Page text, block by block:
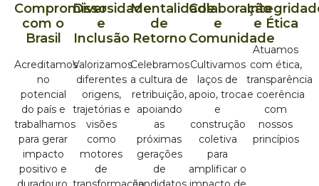
Compromisso
com o
Brasil
Acreditamos
no
potencial
do país e
trabalhamos
para gerar
impacto
positivo e
Diversidade
e
Inclusão
Valorizamos
diferentes
origens,
trajetórias e
visões
como
motores
de
Mentalidade
de
Retorno
Celebramos
a cultura de
retribuição,
apoiando
as
próximas
gerações
de
Colaboração
e
Comunidade
Cultivamos
laços de
apoio, troca
e
construção
coletiva
para
amplificar o
e Ética
Atuamos
com ética,
transparência
e coerência
com
nossos
princípios